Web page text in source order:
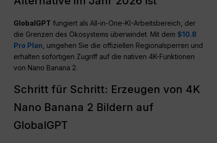
GlobalGPT fungiert als All-in-One-KI-Arbeitsbereich, der
die Grenzen des Ökosystems überwindet. Mit dem$10.8
Pro Plan , umgehen Sie die offiziellen Regionalsperren und
erhalten sofortigen Zugriff auf die nativen 4K-Funktionen
von Nano Banana 2.
Schritt für Schritt: Erzeugen von 4K
Nano Banana 2 Bildern auf
GlobalGPT